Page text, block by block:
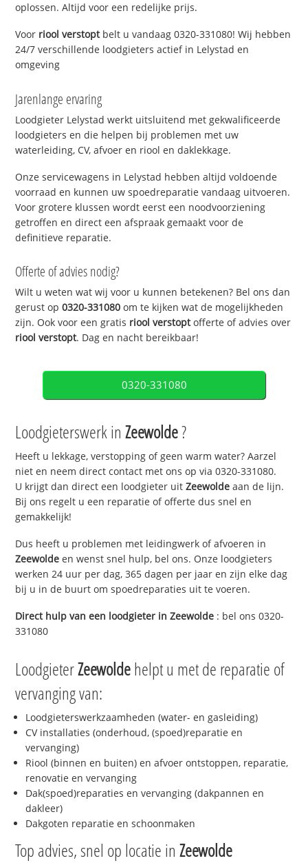
oplossen. Altijd voor een redelijke prijs.
Voor riool verstoptbelt u vandaag 0320-331080! Wij hebben
24/7 verschillende loodgieters actief in Lelystad en
omgeving
Jarenlange ervaring
Loodgieter Lelystad werkt uitsluitend met gekwalificeerde
loodgieters en die helpen bij problemen met uw
waterleiding, CV, afvoer en riool en daklekkage.
Onze servicewagens in Lelystad hebben altijd voldoende
voorraad en kunnen uw spoedreparatie vandaag uitvoeren.
Voor grotere klussen wordt eerst een noodvoorziening
getroffen en direct een afspraak gemaakt voor de
definitieve reparatie.
Offerte of advies nodig?
Wilt u weten wat wij voor u kunnen betekenen? Bel ons dan
gerust op0320-331080 om te kijken wat de mogelijkheden
zijn. Ook voor een gratis riool verstoptofferte of advies over
riool verstopt. Dag en nacht bereikbaar!
0320-331080
Loodgieterswerk inZeewolde?
Heeft u lekkage, verstopping of geen warm water? Aarzel
niet en neem direct contact met ons op via 0320-331080.
U krijgt dan direct een loodgieter uitZeewoldeaan de lijn.
Bij ons regelt u een reparatie of offerte dus snel en
gemakkelijk!
Dus heeft u problemen met leidingwerk of afvoeren in
Zeewoldeen wenst snel hulp, bel ons. Onze loodgieters
werken 24 uur per dag, 365 dagen per jaar en zijn elke dag
bij u in de buurt om spoedreparaties uit te voeren.
Direct hulp van een loodgieter inZeewolde : bel ons 0320-
331080
LoodgieterZeewoldehelpt u met de reparatie of
vervanging van:
Loodgieterswerkzaamheden (water- en gasleiding)
CV installaties (onderhoud, (spoed)reparatie en
vervanging)
Riool (binnen en buiten) en afvoer ontstoppen, reparatie,
renovatie en vervanging
Dak(spoed)reparaties en vervanging (dakpannen en
dakleer)
Dakgoten reparatie en schoonmaken
Top advies, snel op locatie inZeewolde